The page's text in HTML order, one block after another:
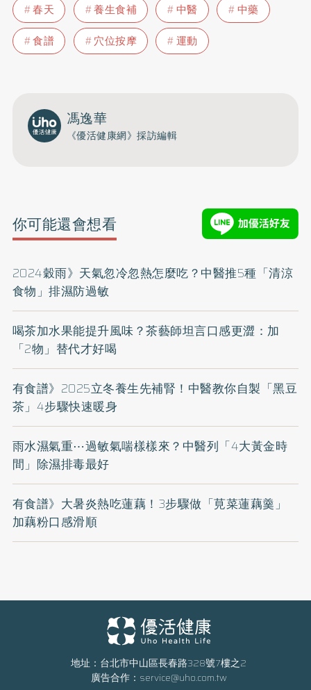
春天 養生食補 中醫
中藥
食譜
穴位按摩 運動
馮逸華
《優活健康網》採訪編輯
你可能還會想看
2024穀雨》天氣忽冷忽熱怎麼吃？中醫推5種「清涼
食物」排濕防過敏
喝茶加水果能提升風味？茶藝師坦言口感更澀：加
「2物」替代才好喝
有食譜》2025立冬養生先補腎！中醫教你自製「黑豆
茶」4步驟快速暖身
雨水濕氣重⋯過敏氣喘樣樣來？中醫列「4大黃金時
間」除濕排毒最好
有食譜》大暑炎熱吃蓮藕！3步驟做「莧菜蓮藕羹」
加藕粉口感滑順
地址：台北市中山區長春路328號7樓之2
廣告合作： service@uho.com.tw